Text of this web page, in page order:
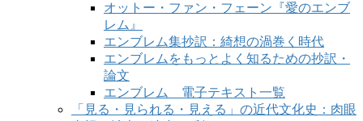
オットー・ファン・フェーン『愛のエンブ
レム』
エンブレム集抄訳：綺想の渦巻く時代
エンブレムをもっとよく知るための抄訳・
論文
エンブレム 電子テキスト一覧
「見る・見られる・見える」の近代文化史：肉眼